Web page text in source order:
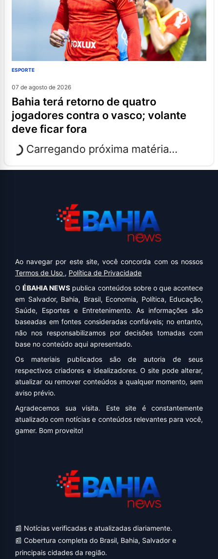
ESPORTE
07 de agosto de 2026
bahia terá retorno de quatro
jogadores contra o vasco; volante
deve ficar fora
Carregando próxima matéria...
Ao navegar por este site, você concorda com os nossos
Termos de Uso , Política de Privacidade
OÉBAHIA NEWS publica conteúdos sobre o que acontece
em Salvador, Bahia, Brasil, Economia, Política, Educação,
Saúde, Esportes e Entretenimento. As informações são
baseadas em fontes consideradas confiáveis; no entanto,
não nos responsabilizamos por decisões tomadas com
base no conteúdo aqui apresentado.
Os materiais publicados são de autoria de seus
respectivos criadores e idealizadores. O site pode alterar,
atualizar ou remover conteúdos a qualquer momento, sem
aviso prévio.
Agradecemos sua visita. Este site é constantemente
atualizado com notícias e conteúdos relevantes para você,
gamer. Bom proveito!
📰 Notícias verificadas e atualizadas diariamente.
📰 Cobertura completa do Brasil, Bahia, Salvador e
principais cidades da região.